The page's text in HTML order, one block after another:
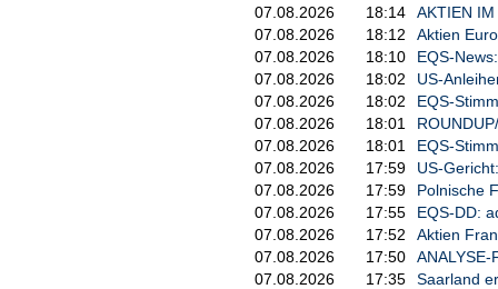
07.08.2026
18:14
AKTIEN
07.08.2026
18:12
Aktien
07.08.2026
18:10
EQS-
07.08.2026
18:02
US-
07.08.2026
18:02
EQS-
07.08.2026
18:01
07.08.2026
18:01
EQS-
07.08.2026
17:59
US-
07.08.2026
17:59
Polnische
07.08.2026
17:55
EQS-DD:
07.08.2026
17:52
Aktien
07.08.2026
17:50
07.08.2026
17:35
Saarland